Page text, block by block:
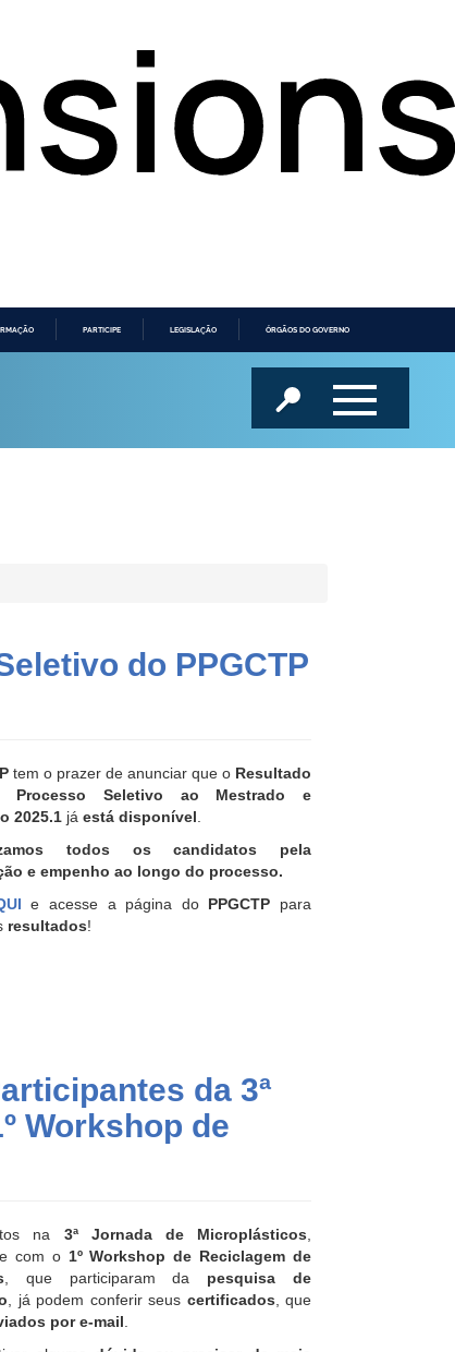
PARTICIPE LEGISLAÇÃO ÓRGÃOS DO GOVERNO
do PPGCTP
tem o prazer de anunciar que o Resultado
Seletivo ao Mestrado e
2025.1 já está disponível.
todos os candidatos pela
e empenho ao longo do processo.
e acesse a página do PPGCTP para
resultados!
da 3ª
Workshop de
na 3ª Jornada de Microplásticos,
com o 1º Workshop de Reciclagem de
, que participaram da pesquisa de
, já podem conferir seus certificados, que
por e-mail.